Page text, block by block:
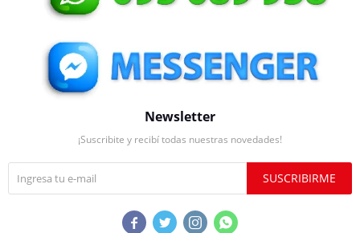
Newsletter
¡Suscribite y recibí todas nuestras novedades!
SUSCRIBIRME
   